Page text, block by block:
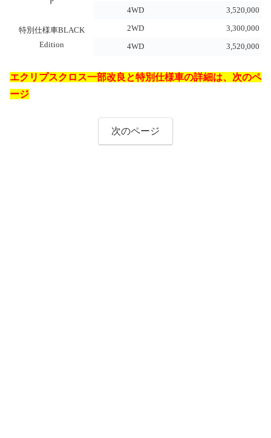
4WD
3,520,000
特別仕様車BLACK
Edition
2WD 3,300,000
4WD 3,520,000
エクリプスクロス一部改良と特別仕様車の詳細は、次のペ
ージ
次のページ